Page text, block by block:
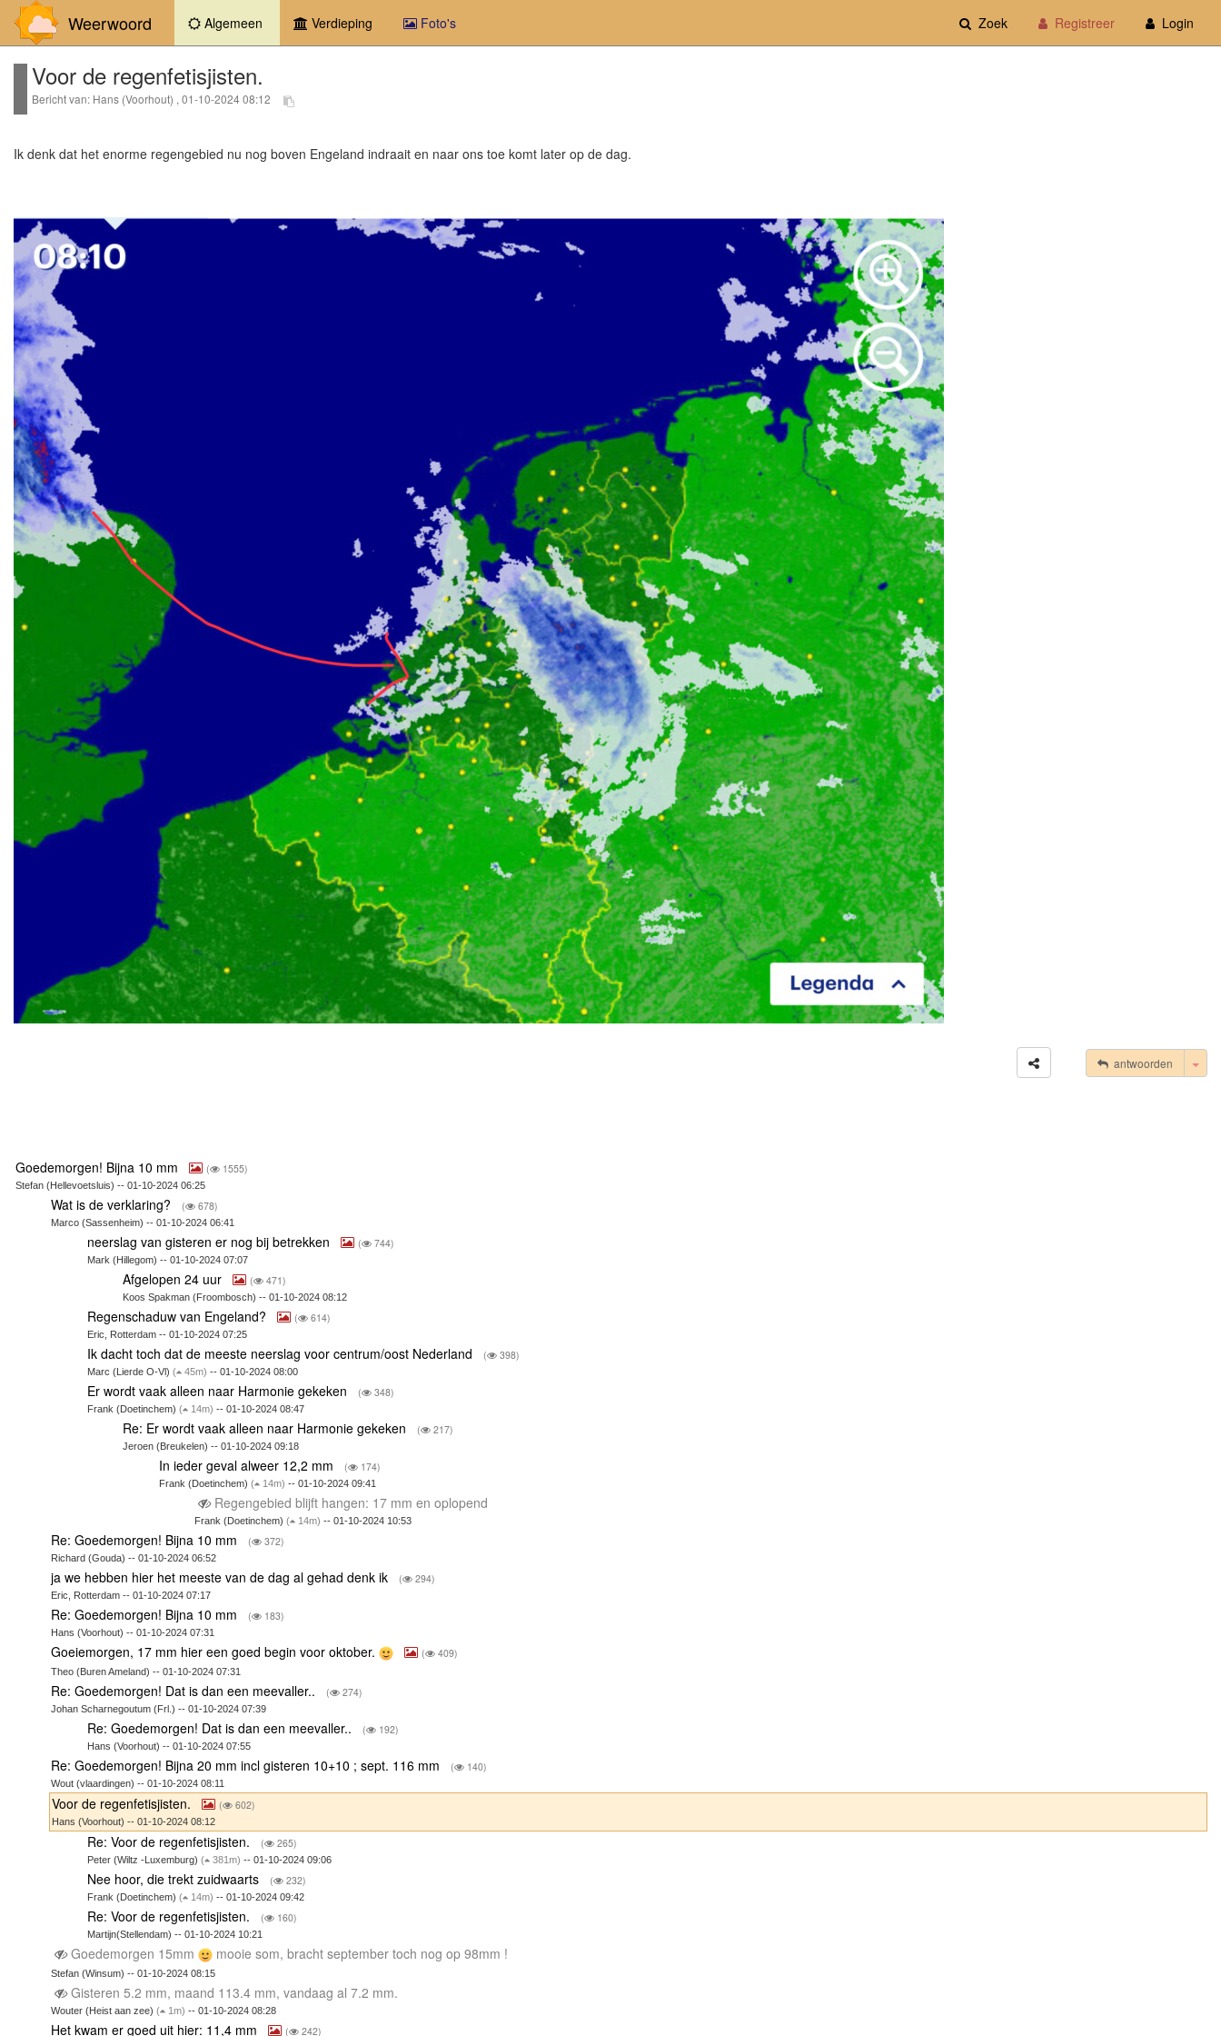
Weerwoord Algemeen (current)Verdieping Foto's Zoek Registreer Login
Voor de regenfetisjisten.
Bericht van: Hans (Voorhout) , 01-10-2024 08:12
Ik denk dat het enorme regengebied nu nog boven Engeland indraait en naar ons toe komt later op de dag.
antwoorden
Goedemorgen! Bijna 10 mm ( 1555)
Stefan (Hellevoetsluis) -- 01-10-2024 06:25
Wat is de verklaring? ( 678)
Marco (Sassenheim) -- 01-10-2024 06:41
neerslag van gisteren er nog bij betrekken ( 744)
Mark (Hillegom) -- 01-10-2024 07:07
Afgelopen 24 uur ( 471)
Koos Spakman (Froombosch) -- 01-10-2024 08:12
Regenschaduw van Engeland? ( 614)
Eric, Rotterdam -- 01-10-2024 07:25
Ik dacht toch dat de meeste neerslag voor centrum/oost Nederland ( 398)
Marc (Lierde O-Vl) ( 45m) -- 01-10-2024 08:00
Er wordt vaak alleen naar Harmonie gekeken ( 348)
Frank (Doetinchem) ( 14m) -- 01-10-2024 08:47
Re: Er wordt vaak alleen naar Harmonie gekeken ( 217)
Jeroen (Breukelen) -- 01-10-2024 09:18
In ieder geval alweer 12,2 mm ( 174)
Frank (Doetinchem) ( 14m) -- 01-10-2024 09:41
Regengebied blijft hangen: 17 mm en oplopend
Frank (Doetinchem)( 14m) -- 01-10-2024 10:53
Re: Goedemorgen! Bijna 10 mm ( 372)
Richard (Gouda) -- 01-10-2024 06:52
ja we hebben hier het meeste van de dag al gehad denk ik ( 294)
Eric, Rotterdam -- 01-10-2024 07:17
Re: Goedemorgen! Bijna 10 mm ( 183)
Hans (Voorhout) -- 01-10-2024 07:31
Goeiemorgen, 17 mm hier een goed begin voor oktober. ( 409)
Theo (Buren Ameland) -- 01-10-2024 07:31
Re: Goedemorgen! Dat is dan een meevaller.. ( 274)
Johan Scharnegoutum (Frl.) -- 01-10-2024 07:39
Re: Goedemorgen! Dat is dan een meevaller.. ( 192)
Hans (Voorhout) -- 01-10-2024 07:55
Re: Goedemorgen! Bijna 20 mm incl gisteren 10+10 ; sept. 116 mm ( 140)
Wout (vlaardingen) -- 01-10-2024 08:11
Voor de regenfetisjisten. ( 602)
Hans (Voorhout) -- 01-10-2024 08:12
Re: Voor de regenfetisjisten. ( 265)
Peter (Wiltz -Luxemburg) ( 381m) -- 01-10-2024 09:06
Nee hoor, die trekt zuidwaarts ( 232)
Frank (Doetinchem) ( 14m) -- 01-10-2024 09:42
Re: Voor de regenfetisjisten. ( 160)
Martijn(Stellendam) -- 01-10-2024 10:21
Goedemorgen 15mm mooie som, bracht september toch nog op 98mm !
Stefan (Winsum) -- 01-10-2024 08:15
Gisteren 5.2 mm, maand 113.4 mm, vandaag al 7.2 mm.
Wouter (Heist aan zee)( 1m) -- 01-10-2024 08:28
Het kwam er goed uit hier: 11,4 mm ( 242)